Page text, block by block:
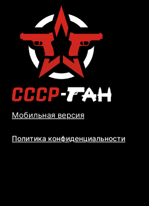
Мобильная версия
Политика конфиденциальности